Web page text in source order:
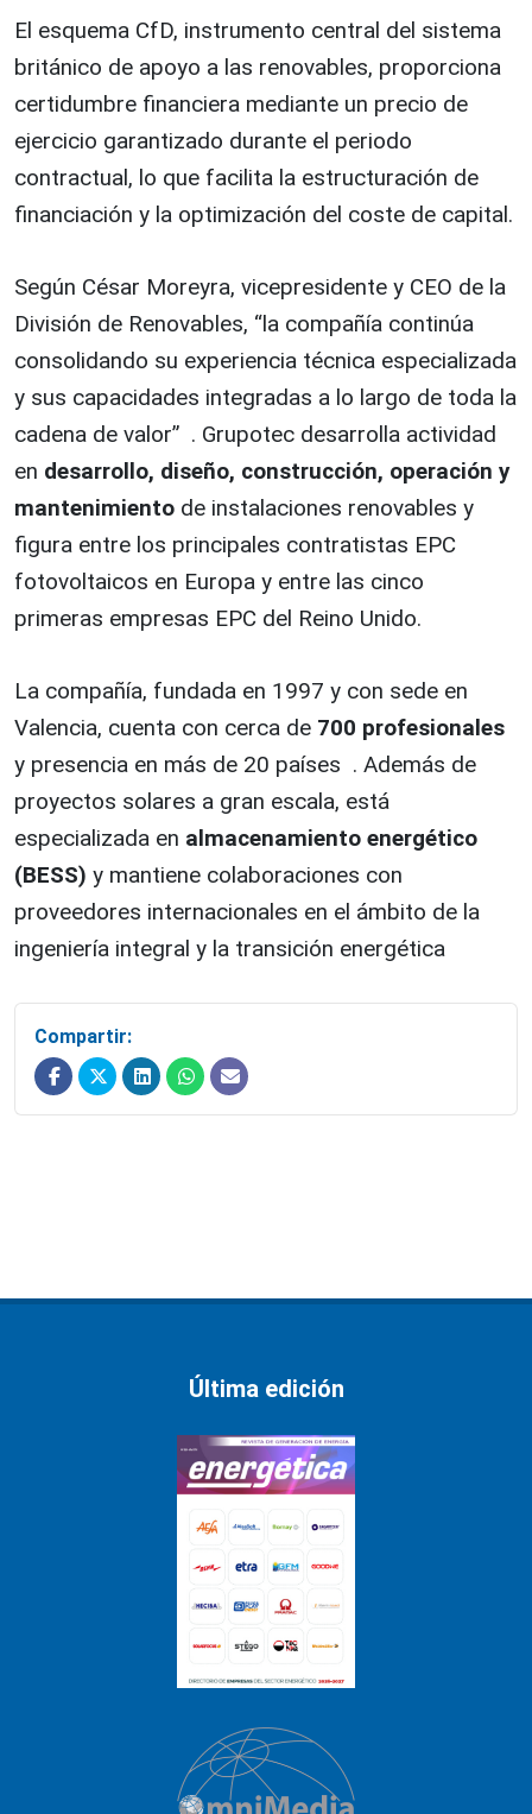
El esquema CfD, instrumento central del sistema
británico de apoyo a las renovables, proporciona
certidumbre financiera mediante un precio de
ejercicio garantizado durante el periodo
contractual, lo que facilita la estructuración de
financiación y la optimización del coste de capital.
Según César Moreyra, vicepresidente y CEO de la
División de Renovables, “la compañía continúa
consolidando su experiencia técnica especializada
y sus capacidades integradas a lo largo de toda la
cadena de valor” . Grupotec desarrolla actividad
en desarrollo, diseño, construcción, operación y
mantenimiento de instalaciones renovables y
figura entre los principales contratistas EPC
fotovoltaicos en Europa y entre las cinco
primeras empresas EPC del Reino Unido.
La compañía, fundada en 1997 y con sede en
Valencia, cuenta con cerca de 700 profesionales
y presencia en más de 20 países . Además de
proyectos solares a gran escala, está
especializada en almacenamiento energético
(BESS) y mantiene colaboraciones con
proveedores internacionales en el ámbito de la
ingeniería integral y la transición energética
Compartir:
Última edición